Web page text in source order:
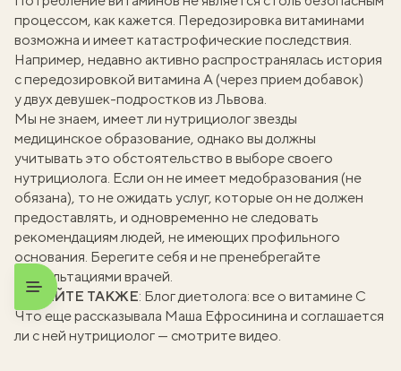
процессом, как кажется. Передозировка витаминами
возможна и имеет катастрофические последствия.
Например, недавно активно распространялась история
с передозировкой витамина А(через прием добавок)
у двух девушек-подростков из Львова.
Мы не знаем, имеет ли нутрициолог звезды
медицинское образование, однако вы должны
учитывать это обстоятельство в выборе своего
нутрициолога. Если он не имеет медобразования (не
обязана), то не ожидать услуг, которые он не должен
предоставлять, и одновременно не следовать
рекомендациям людей, не имеющих профильного
основания. Берегите себя и не пренебрегайте
консультациями врачей.
ЧИТАЙТЕ ТАКЖЕ: Блог диетолога: все о витамине С
Что еще рассказывала Маша Ефросинина и соглашается
ли с ней нутрициолог — смотрите видео.